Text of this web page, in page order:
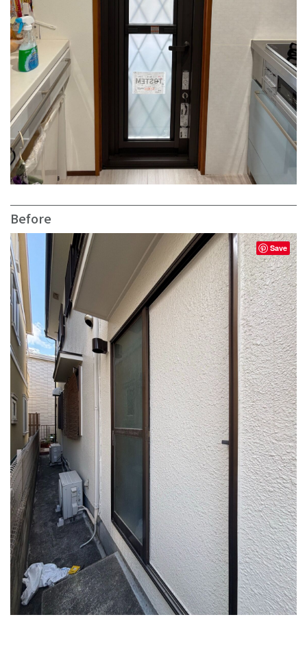
Before
Save